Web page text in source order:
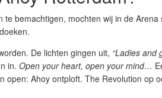
bemachtigen, mochten wij in de Arena
De lichten gingen uit, “Ladies and
in. Open your heart, open your mind…
open: Ahoy ontploft. The Revolution op